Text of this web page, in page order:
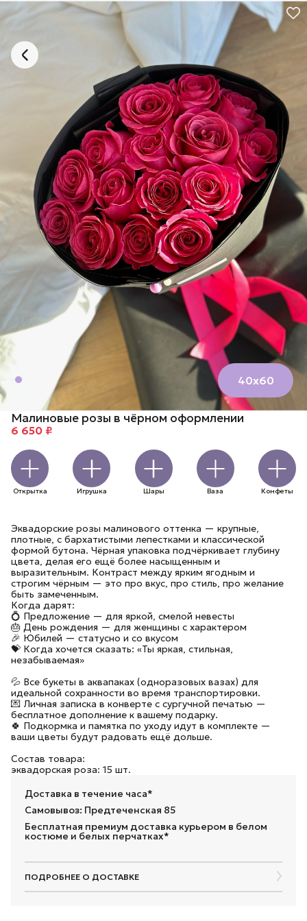
40х60
Малиновые розы в чёрном оформлении
6 650 ₽
Открытка Игрушка Шары Ваза Конфеты
Эквадорские розы малинового оттенка — крупные,
плотные, с бархатистыми лепестками и классической
формой бутона. Чёрная упаковка подчёркивает глубину
цвета, делая его ещё более насыщенным и
выразительным. Контраст между ярким ягодным и
строгим чёрным — это про вкус, про стиль, про желание
быть замеченным.
Когда дарят:
💍 Предложение — для яркой, смелой невесты
🎂 День рождения — для женщины с характером
🎉 Юбилей — статусно и со вкусом
💝 Когда хочется сказать: «Ты яркая, стильная,
незабываемая»
💦 Все букеты в аквапаках (одноразовых вазах) для
идеальной сохранности во время транспортировки.
💌 Личная записка в конверте с сургучной печатью —
бесплатное дополнение к вашему подарку.
🍀 Подкормка и памятка по уходу идут в комплекте —
ваши цветы будут радовать ещё дольше.
Состав товара:
эквадорская роза: 15 шт.
Доставка в течение часа*
Самовывоз: Предтеченская 85
Бесплатная премиум доставка курьером в белом
костюме и белых перчатках*
ПОДРОБНЕЕ О ДОСТАВКЕ